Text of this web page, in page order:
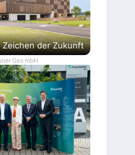
Zeichen der Zukunft
Ges mbH